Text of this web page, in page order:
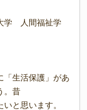
学 人間福祉学
「生活保護」があ
。昔
思います。